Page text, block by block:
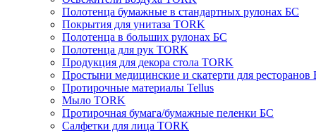
Полотенца бумажные в стандартных рулонах БС
Покрытия для унитаза TORK
Полотенца в больших рулонах БС
Полотенца для рук TORK
Продукция для декора стола TORK
Простыни медицинские и скатерти для ресторанов
Протирочные материалы Tellus
Мыло TORK
Протирочная бумага/бумажные пеленки БС
Салфетки для лица TORK